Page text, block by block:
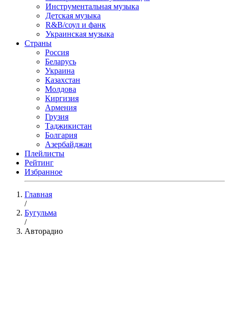
Инструментальная музыка
Детская музыка
R&B/cоул и фанк
Украинская музыка
Страны
Россия
Беларусь
Украина
Казахстан
Молдова
Киргизия
Армения
Грузия
Таджикистан
Болгария
Азербайджан
Плейлисты
Рейтинг
Избранное
Главная
/
Бугульма
/
Авторадио